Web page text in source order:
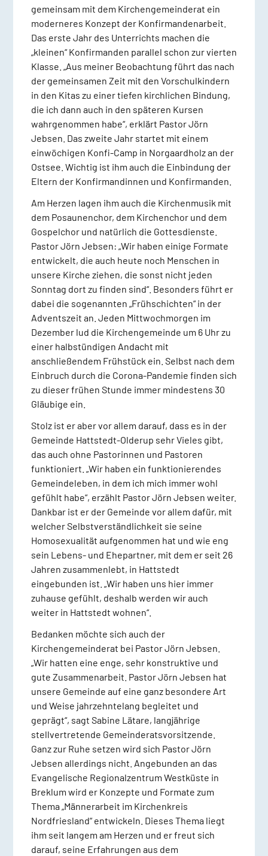
gemeinsam mit dem Kirchengemeinderat ein
moderneres Konzept der Konfirmandenarbeit.
Das erste Jahr des Unterrichts machen die
„kleinen“ Konfirmanden parallel schon zur vierten
Klasse. „Aus meiner Beobachtung führt das nach
der gemeinsamen Zeit mit den Vorschulkindern
in den Kitas zu einer tiefen kirchlichen Bindung,
die ich dann auch in den späteren Kursen
wahrgenommen habe“, erklärt Pastor Jörn
Jebsen. Das zweite Jahr startet mit einem
einwöchigen Konfi-Camp in Norgaardholz an der
Ostsee. Wichtig ist ihm auch die Einbindung der
Eltern der Konfirmandinnen und Konfirmanden.
Am Herzen lagen ihm auch die Kirchenmusik mit
dem Posaunenchor, dem Kirchenchor und dem
Gospelchor und natürlich die Gottesdienste.
Pastor Jörn Jebsen: „Wir haben einige Formate
entwickelt, die auch heute noch Menschen in
unsere Kirche ziehen, die sonst nicht jeden
Sonntag dort zu finden sind“. Besonders führt er
dabei die sogenannten „Frühschichten“ in der
Adventszeit an. Jeden Mittwochmorgen im
Dezember lud die Kirchengemeinde um 6 Uhr zu
einer halbstündigen Andacht mit
anschließendem Frühstück ein. Selbst nach dem
Einbruch durch die Corona-Pandemie finden sich
zu dieser frühen Stunde immer mindestens 30
Gläubige ein.
Stolz ist er aber vor allem darauf, dass es in der
Gemeinde Hattstedt-Olderup sehr Vieles gibt,
das auch ohne Pastorinnen und Pastoren
funktioniert. „Wir haben ein funktionierendes
Gemeindeleben, in dem ich mich immer wohl
gefühlt habe“, erzählt Pastor Jörn Jebsen weiter.
Dankbar ist er der Gemeinde vor allem dafür, mit
welcher Selbstverständlichkeit sie seine
Homosexualität aufgenommen hat und wie eng
sein Lebens- und Ehepartner, mit dem er seit 26
Jahren zusammenlebt, in Hattstedt
eingebunden ist. „Wir haben uns hier immer
zuhause gefühlt, deshalb werden wir auch
weiter in Hattstedt wohnen“.
Bedanken möchte sich auch der
Kirchengemeinderat bei Pastor Jörn Jebsen.
„Wir hatten eine enge, sehr konstruktive und
gute Zusammenarbeit. Pastor Jörn Jebsen hat
unsere Gemeinde auf eine ganz besondere Art
und Weise jahrzehntelang begleitet und
geprägt“, sagt Sabine Lätare, langjährige
stellvertretende Gemeinderatsvorsitzende.
Ganz zur Ruhe setzen wird sich Pastor Jörn
Jebsen allerdings nicht. Angebunden an das
Evangelische Regionalzentrum Westküste in
Breklum wird er Konzepte und Formate zum
Thema „Männerarbeit im Kirchenkreis
Nordfriesland“ entwickeln. Dieses Thema liegt
ihm seit langem am Herzen und er freut sich
darauf, seine Erfahrungen aus dem